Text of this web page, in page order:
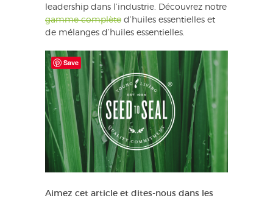
leadership dans l’industrie. Découvrez notre
gamme complète d’huiles essentielles et
de mélanges d’huiles essentielles.
Aimez cet article et dites-nous dans les
Save